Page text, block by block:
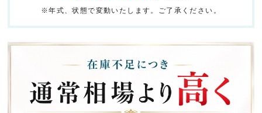
※年式、状態で変動いたします。ご了承ください。